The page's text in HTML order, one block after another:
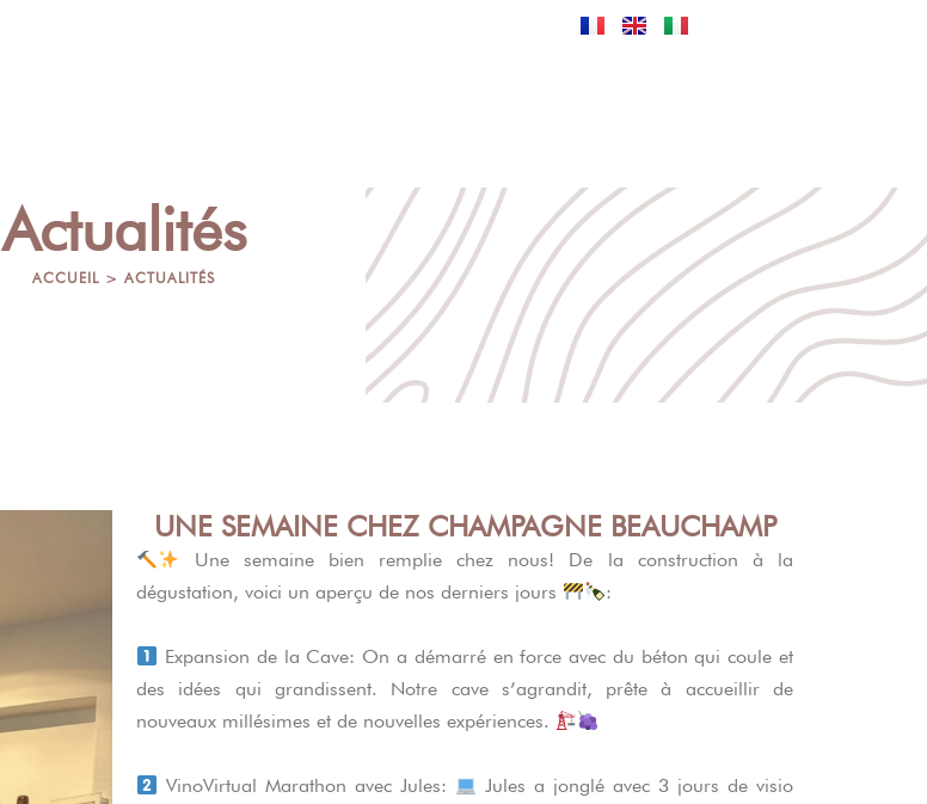
Actualités
ACCUEIL > ACTUALITÉS
UNE SEMAINE CHEZ CHAMPAGNE BEAUCHAMP
Une semaine bien remplie chez nous! De la construction à la
dégustation, voici un aperçu de nos derniers jours
:
Expansion de la Cave: On a démarré en force avec du béton qui coule et
des idées qui grandissent. Notre cave s’agrandit, prête à accueillir de
nouveaux millésimes et de nouvelles expériences.
VinoVirtual Marathon avec Jules:
Jules a jonglé avec 3 jours de visio